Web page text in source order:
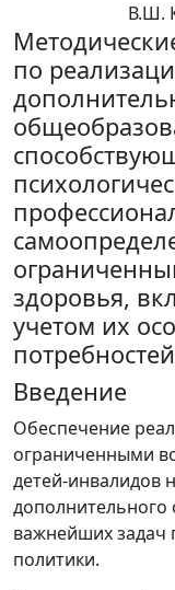
В.Ш.
по
здоровья,
учетом их
потребностей
Введение
Обеспечение
ограниченными
детей-инвалидов
дополнительного
важнейших задач
политики.